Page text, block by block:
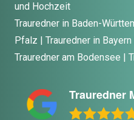
und Hochzeit
Trauredner in Baden-
Pfalz | Trauredner in
Trauredner am Bodensee |
Trauredner